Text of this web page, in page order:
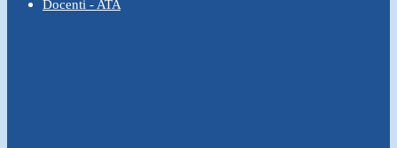
Docenti - ATA